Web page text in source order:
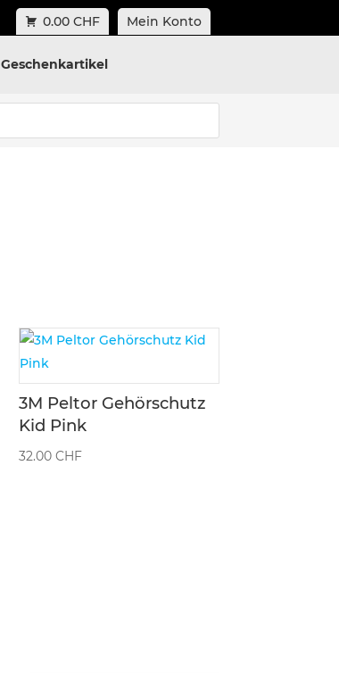
0.00 CHF Mein Konto
Geschenkartikel
3M Peltor Gehörschutz
Kid Pink
32.00CHF